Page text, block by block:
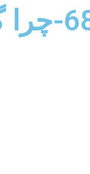
پاسخ